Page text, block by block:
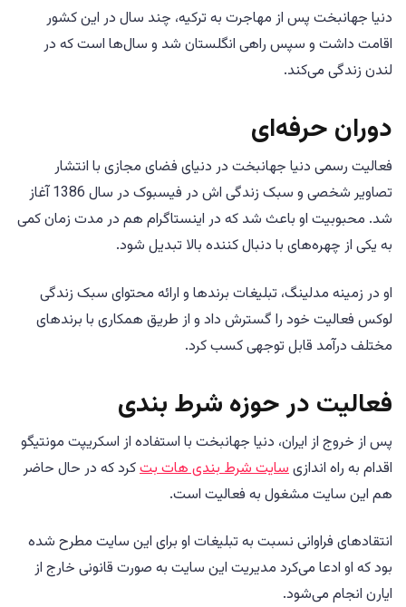
دنیا جهانبخت پس از مهاجرت به ترکیه، چند سال در این کشور
اقامت داشت و سپس راهی انگلستان شد و سال‌ها است که در
لندن زندگی می‌کند.
دوران حرفه‌ای
فعالیت رسمی دنیا جهانبخت در دنیای فضای مجازی با انتشار
تصاویر شخصی و سبک زندگی اش در فیسبوک در سال 1386 آغاز
شد. محبوبیت او باعث شد که در اینستاگرام هم در مدت زمان کمی
به یکی از چهره‌های با دنبال کننده بالا تبدیل شود.
او در زمینه مدلینگ، تبلیغات برند‌ها و ارائه محتوای سبک زندگی
لوکس فعالیت خود را گسترش داد و از طریق همکاری با برندهای
مختلف درآمد قابل توجهی کسب کرد.
فعالیت در حوزه شرط بندی
پس از خروج از ایران، دنیا جهانبخت با استفاده از اسکریپت مونتیگو
اقدام به راه اندازیسایت شرط بندی هات بتکرد که در حال حاضر
هم این سایت مشغول به فعالیت است.
انتقادهای فراوانی نسبت به تبلیغات او برای این سایت مطرح شده
بود که او ادعا می‌کرد مدیریت این سایت به صورت قانونی خارج از
ایارن انجام می‌شود.